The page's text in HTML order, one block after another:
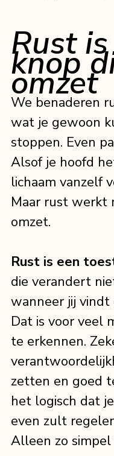
Rust
knop
omzet
We benaderen
wat je gewoon
stoppen. Even
Alsof je hoofd
lichaam vanzelf
Maar rust werkt
omzet.
Rust is een
die verandert
wanneer jij
Dat is voor veel
te erkennen.
zetten en goed
het logisch dat
even zult
Alleen zo